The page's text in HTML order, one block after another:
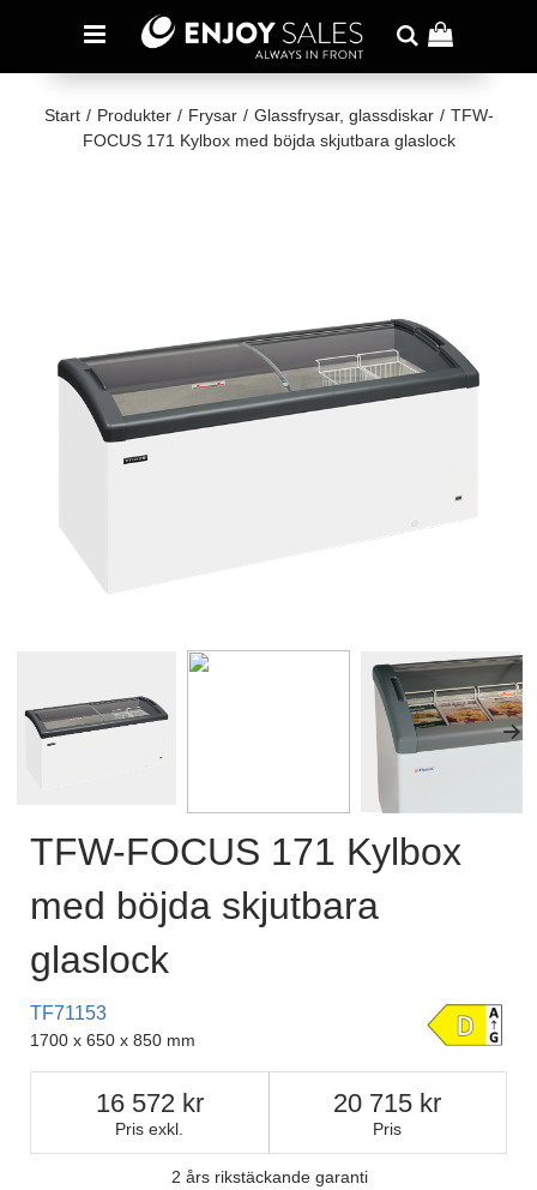
Start / Produkter / Frysar / Glassfrysar, glassdiskar / TFW-
FOCUS 171 Kylbox med böjda skjutbara glaslock
TFW-FOCUS 171 Kylbox
med böjda skjutbara
glaslock
TF71153
1700 x 650 x 850 mm
Pris exkl.
16 572
Pris
20 715
2 års rikstäckande garanti